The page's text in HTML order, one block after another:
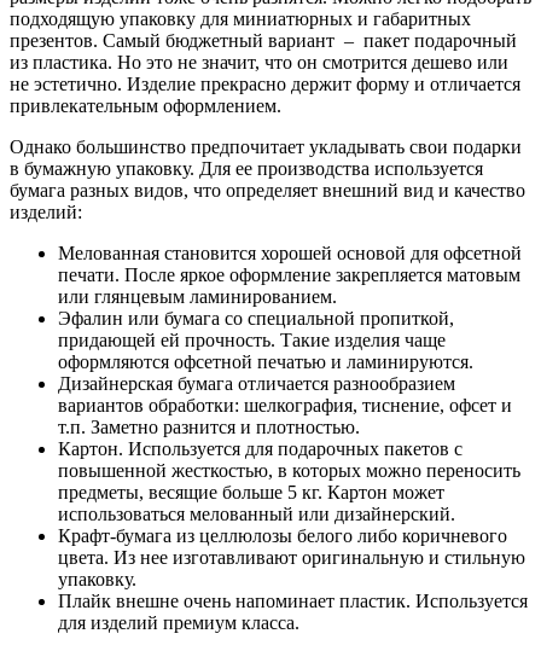
подходящую упаковку для миниатюрных и габаритных
презентов. Самый бюджетный вариант – пакет подарочный
из пластика. Но это не значит, что он смотрится дешево или
не эстетично. Изделие прекрасно держит форму и отличается
привлекательным оформлением.
Однако большинство предпочитает укладывать свои подарки
в бумажную упаковку. Для ее производства используется
бумага разных видов, что определяет внешний вид и качество
изделий:
Мелованная становится хорошей основой для офсетной
печати. После яркое оформление закрепляется матовым
или глянцевым ламинированием.
Эфалин или бумага со специальной пропиткой,
придающей ей прочность. Такие изделия чаще
оформляются офсетной печатью и ламинируются.
Дизайнерская бумага отличается разнообразием
вариантов обработки: шелкография, тиснение, офсет и
т.п. Заметно разнится и плотностью.
Картон. Используется для подарочных пакетов с
повышенной жесткостью, в которых можно переносить
предметы, весящие больше 5 кг. Картон может
использоваться мелованный или дизайнерский.
Крафт-бумага из целлюлозы белого либо коричневого
цвета. Из нее изготавливают оригинальную и стильную
упаковку.
Плайк внешне очень напоминает пластик. Используется
для изделий премиум класса.